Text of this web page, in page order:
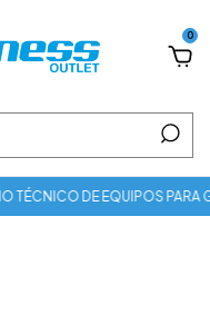
0
TÉCNICO DE EQUIPOS PARA